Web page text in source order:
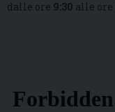
dalle ore 9:30 alle ore